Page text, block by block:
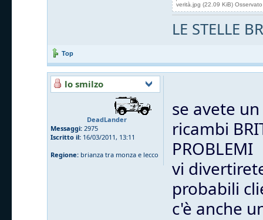
verità.jpg (22.09 KiB)
LE STELLE
Top
lo smilzo
DeadLander
Messaggi: 2975
Iscritto il: 16/03/2011, 13:11
Regione: brianza tra monza e lecco
se avete
ricambi
PROBLEMI
vi
probabili
c'è anche